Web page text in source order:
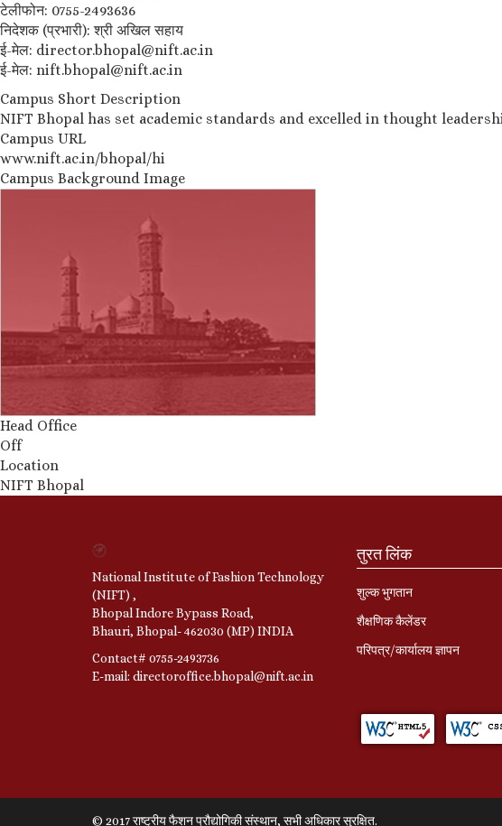
टेलीफोन: 0755-2493636
निदेशक (प्रभारी): श्री अखिल सहाय
ई-मेल: director.bhopal@nift.ac.in
ई-मेल: nift.bhopal@nift.ac.in
Campus Short Description
NIFT Bhopal has set academic standards and excelled in thought
Campus URL
www.nift.ac.in/bhopal/hi
Campus Background Image
Head Office
Off
Location
NIFT Bhopal
National Institute of Fashion Technology
(NIFT) ,
Bhopal Indore Bypass Road,
Bhauri, Bhopal- 462030 (MP) INDIA
Contact# 0755-2493736
E-mail: directoroffice.bhopal@nift.ac.in
तुरत लिंक
शुल्क भुगतान
शैक्षणिक कैलेंडर
परिपत्र/कार्यालय ज्ञापन
© 2017 राष्ट्रीय फैशन प्रौद्योगिकी संस्थान, सभी अधिकार सुरक्षित.